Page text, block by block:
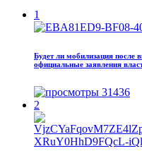
1
Будет ли мобилизация после
официальные заявления
31436
2